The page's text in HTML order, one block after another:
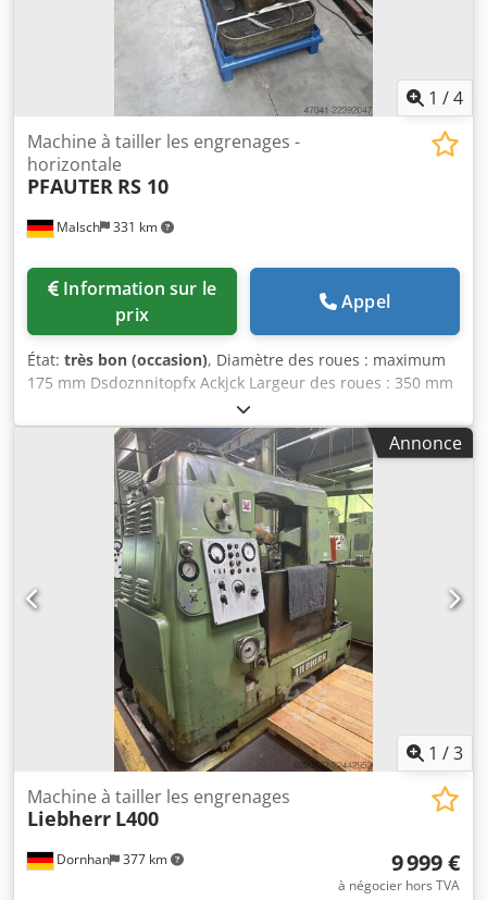
1 /4
Malsch 331 km
Machine à tailler les engrenages -
horizontale
PFAUTER RS 10
prix
Appel
État: très bon (occasion), Diamètre des roues : maximum
175 mm Dsdoznnitopfx Ackjck Largeur des roues : 350 mm
Module : maximum 3 Module : minimum 0,5 Poids de la
machine : environ 0,9 t Encombrement : environ 1,2 x 0,8 x
Annonce
1 /3
Dornhan 377 km
Machine à tailler les engrenages
Liebherr L400
9 999 €
à négocier hors TVA